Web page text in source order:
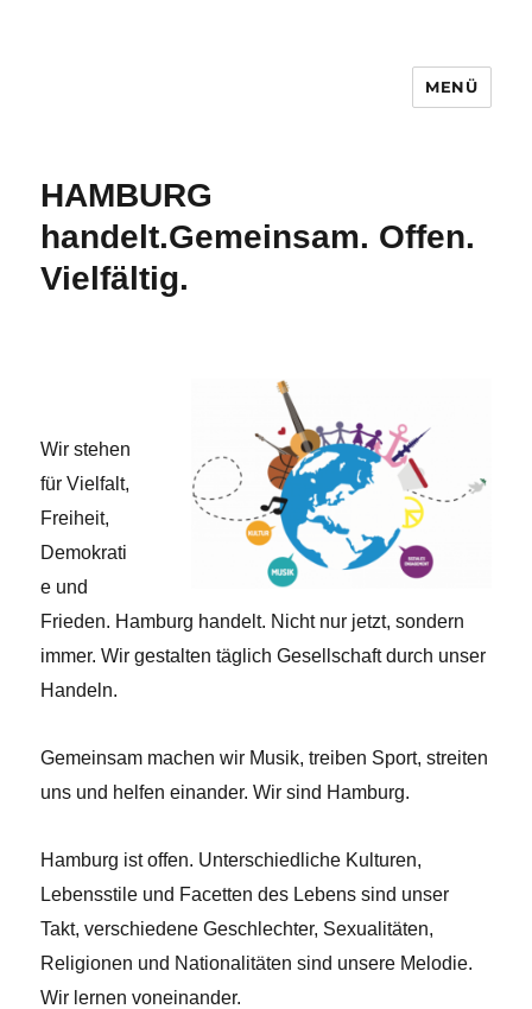
MENÜ
HAMBURG
handelt.Gemeinsam. Offen.
Vielfältig.
Wir stehen
für Vielfalt,
Freiheit,
Demokrati
e und
Frieden. Hamburg handelt. Nicht nur jetzt, sondern
immer. Wir gestalten täglich Gesellschaft durch unser
Handeln.
Gemeinsam machen wir Musik, treiben Sport, streiten
uns und helfen einander. Wir sind Hamburg.
Hamburg ist offen. Unterschiedliche Kulturen,
Lebensstile und Facetten des Lebens sind unser
Takt, verschiedene Geschlechter, Sexualitäten,
Religionen und Nationalitäten sind unsere Melodie.
Wir lernen voneinander.